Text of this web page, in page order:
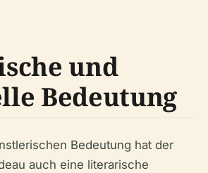
und
Bedeutung
Bedeutung hat der
auch eine literarische